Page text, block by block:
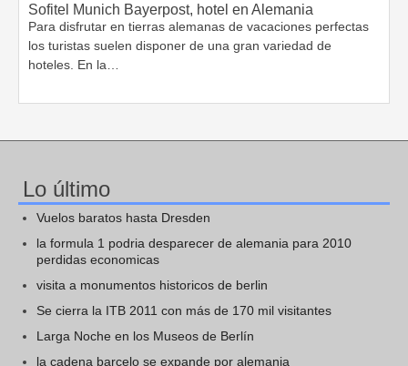
Sofitel Munich Bayerpost, hotel en Alemania
Para disfrutar en tierras alemanas de vacaciones perfectas
los turistas suelen disponer de una gran variedad de
hoteles. En la…
Lo último
Vuelos baratos hasta Dresden
la formula 1 podria desparecer de alemania para 2010
perdidas economicas
visita a monumentos historicos de berlin
Se cierra la ITB 2011 con más de 170 mil visitantes
Larga Noche en los Museos de Berlín
la cadena barcelo se expande por alemania